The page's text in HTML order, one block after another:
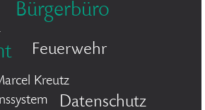
Bürgerbüro
Feuerwehr
Kreutz
Datenschutz